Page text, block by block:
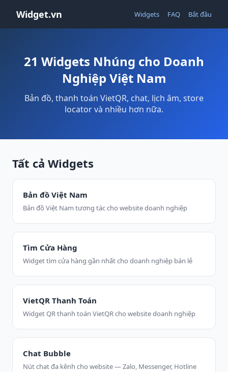
Widget.vn Widgets FAQ Bắt đầu
21 Widgets Nhúng cho Doanh
Nghiệp Việt Nam
Bản đồ, thanh toán VietQR, chat, lịch âm, store
locator và nhiều hơn nữa.
Tất cả Widgets
Bản đồ Việt Nam
Bản đồ Việt Nam tương tác cho website doanh nghiệp
Tìm Cửa Hàng
Widget tìm cửa hàng gần nhất cho doanh nghiệp bán lẻ
VietQR Thanh Toán
Widget QR thanh toán VietQR cho website doanh nghiệp
Chat Bubble
Nút chat đa kênh cho website — Zalo, Messenger, Hotline